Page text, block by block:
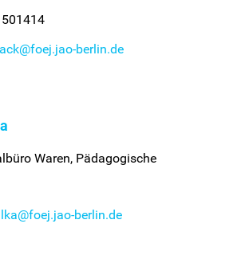
berlin.de
Waren, Pädagogische
berlin.de